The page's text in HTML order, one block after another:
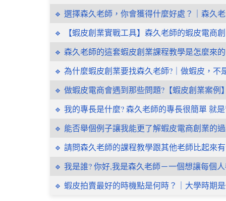
🔹 選擇森久老師，你會獲得什麼好處？｜森久
🔹 【蝦皮創業實戰工具】森久老師的蝦皮電商
🔹 森久老師的這套蝦皮創業課程教學是怎麼來
🔹 為什麼蝦皮創業要找森久老師?｜做蝦皮，
🔹 做蝦皮電商會遇到那些問題?【蝦皮創業案
🔹 我的專長是什麼? 森久老師的專長很簡單 就
🔹 能否舉個例子讓我能更了解蝦皮電商創業的
🔹 請問森久老師的課程教學跟其他老師比起來
🔹 我是誰? 你好,我是森久老師－一個想讓每個
🔹 蝦皮拍賣最好的時機點是何時？｜大學時期